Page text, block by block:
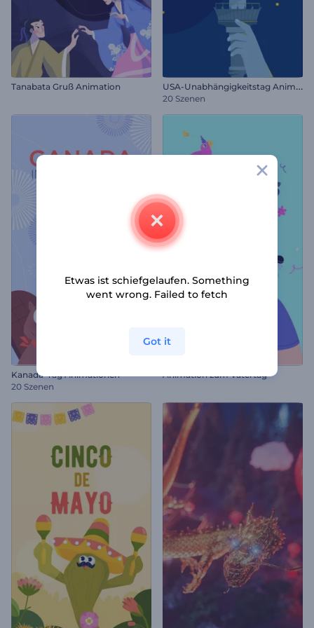
Tanabata Gruß Animation U
SA-Unabhängigkeitstag Animationen
20 Szenen
Kanada-Tag Animationen
20 Szenen
Animation zum Vatertag
Etwas ist schiefgelaufen. Something
went wrong. Failed to fetch
Got it